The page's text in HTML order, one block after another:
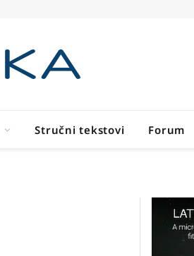
Stručni tekstovi Forum